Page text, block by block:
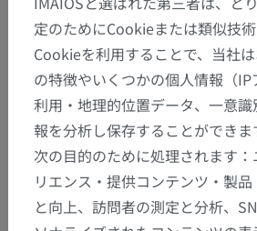
定のためにCookieまたは類似技術
Cookieを利用することで、当社
の特徴やいくつかの個人情報（IP
利用・地理的位置データ、一意
報を分析し保存することができ
次の目的のために処理されます
リエンス・提供コンテンツ・製
と向上、訪問者の測定と分析、